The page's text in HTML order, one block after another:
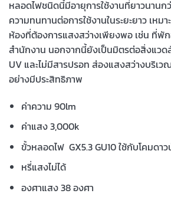
หลอดไฟชนิดนี้มีอายุการใช้งานที่ยาวนานก
ความทนทานต่อการใช้งานในระยะยาว เหม
ห้องที่ต้องการแสงสว่างเพียงพอ เช่น ที่พั
สำนักงาน นอกจากนี้ยังเป็นมิตรต่อสิ่งแวด
UV และไม่มีสารปรอท ส่องแสงสว่างบริเว
อย่างมีประสิทธิภาพ
ค่าความ 90lm
ค่าแสง 3,000k
ขั้วหลอดไฟ GX5.3 GU10 ใช้กับโคมดา
หรี่แสงไม่ได้
องศาแสง 38 องศา